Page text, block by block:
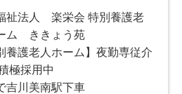
祉法人 楽栄会 特別養護老
ム ききょう苑
養護老人ホーム】夜勤専従介
極採用中
吉川美南駅下車